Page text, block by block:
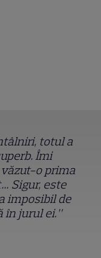
totul a
Îmi
o prima
Sigur, este
imposibil de
în jurul ei.”